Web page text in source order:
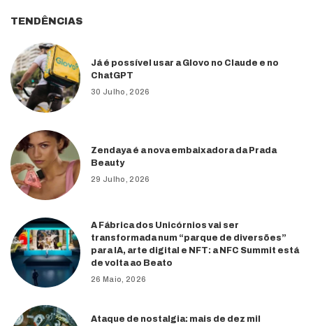
TENDÊNCIAS
Já é possível usar a Glovo no Claude e no
ChatGPT
30 Julho, 2026
Zendaya é a nova embaixadora da Prada
Beauty
29 Julho, 2026
A Fábrica dos Unicórnios vai ser
transformada num “parque de diversões”
para IA, arte digital e NFT: a NFC Summit está
de volta ao Beato
26 Maio, 2026
Ataque de nostalgia: mais de dez mil